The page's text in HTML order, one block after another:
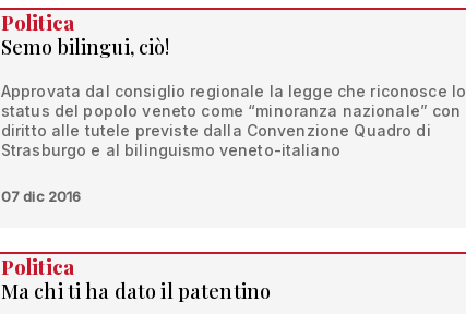
Politica
Semo bilingui, ciò!
Approvata dal consiglio regionale la legge che riconosce lo
status del popolo veneto come “minoranza nazionale” con
diritto alle tutele previste dalla Convenzione Quadro di
Strasburgo e al bilinguismo veneto-italiano
07 dic 2016
Politica
Ma chi ti ha dato il patentino